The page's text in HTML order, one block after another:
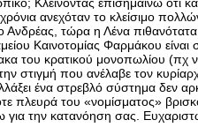
ανεχόταν το κλείσιμο
τώρα η Λένα πιθανότατα
Καινοτομίας Φαρμάκου
του κρατικού μονοπωλίου
στιγμή που ανέλαβε τον
ένα στρεβλό σύστημα δεν
πλευρά του «νομίσματος»
την κατανόηση σας.